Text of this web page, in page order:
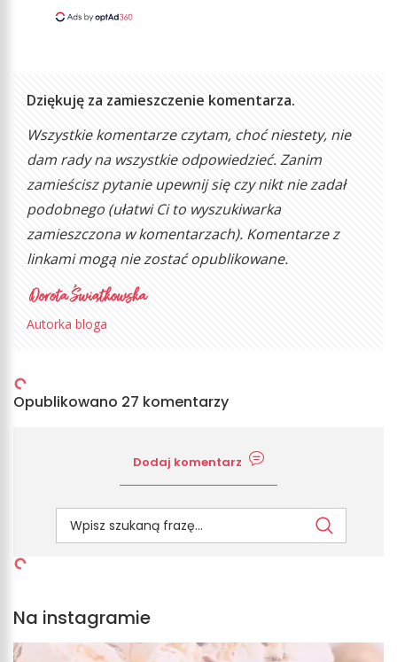
Dziękuję za zamieszczenie komentarza.
Wszystkie komentarze czytam, choć niestety, nie
dam rady na wszystkie odpowiedzieć. Zanim
zamieścisz pytanie upewnij się czy nikt nie zadał
podobnego (ułatwi Ci to wyszukiwarka
zamieszczona w komentarzach). Komentarze z
linkami mogą nie zostać opublikowane.
Autorka bloga
Opublikowano 27 komentarzy
Dodaj komentarz
Na instagramie